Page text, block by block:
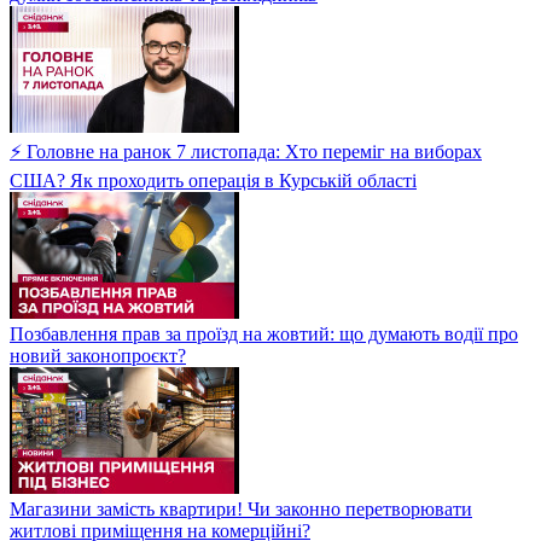
⚡ Головне на ранок 7 листопада: Хто переміг на виборах
США? Як проходить операція в Курській області
Позбавлення прав за проїзд на жовтий: що думають водії про
новий законопроєкт?
Магазини замість квартири! Чи законно перетворювати
житлові приміщення на комерційні?